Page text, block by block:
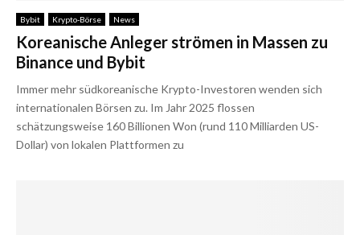
Bybit Krypto-Börse News
Koreanische Anleger strömen in Massen zu
Binance und Bybit
Immer mehr südkoreanische Krypto-Investoren wenden sich
internationalen Börsen zu. Im Jahr 2025 flossen
schätzungsweise 160 Billionen Won (rund 110 Milliarden US-
Dollar) von lokalen Plattformen zu